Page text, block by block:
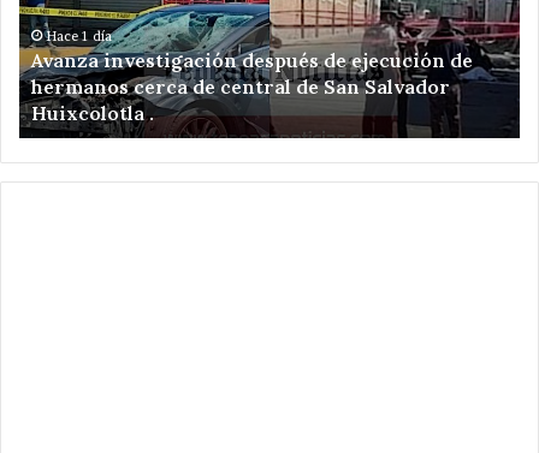
de
hermanos
cerca
de
central
de
San
Salvador
Hace 1 día
Avanza investigación después de ejecución de
hermanos cerca de central de San Salvador
Huixcolotla .
de